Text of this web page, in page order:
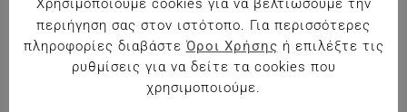
Χρησιμοποιούμε cookies για να βελτιώσουμε την
περιήγηση σας στον ιστότοπο. Για περισσότερες
πληροφορίες διαβάστε Όροι Χρήσης ή επιλέξτε τις
ρυθμίσεις για να δείτε τα cookies που
χρησιμοποιούμε.